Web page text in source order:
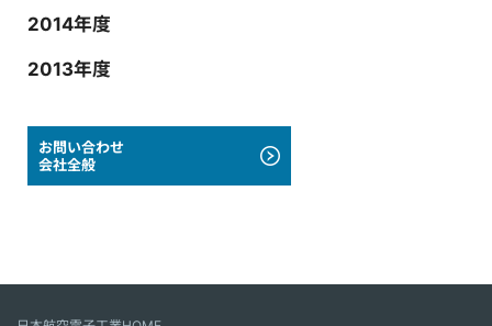
2014年度
2013年度
お問い合わせ
会社全般